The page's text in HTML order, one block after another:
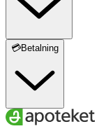
💳Betalning